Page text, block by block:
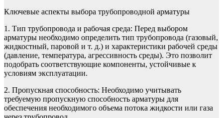
Ключевые аспекты выбора трубопроводной арматуры
1. Тип трубопровода и рабочая среда: Перед выбором
арматуры необходимо определить тип трубопровода (газовый,
жидкостный, паровой и т. д.) и характеристики рабочей среды
(давление, температура, агрессивность среды). Это позволит
подобрать соответствующие компоненты, устойчивые к
условиям эксплуатации.
2. Пропускная способность: Необходимо учитывать
требуемую пропускную способность арматуры для
обеспечения необходимого объема потока жидкости или газа